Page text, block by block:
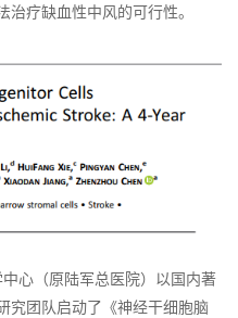
疗缺血性中风的可行性。
心（原陆军总医院）以国内著
究团队启动了《神经干细胞脑